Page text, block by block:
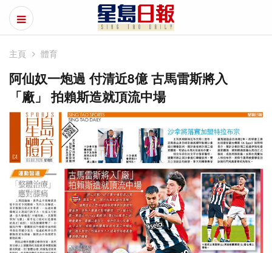
主頁 體育
阿仙奴一炮過 付清近8億 古馬雷斯將入
「廠」 拍賴斯造就頂流中場